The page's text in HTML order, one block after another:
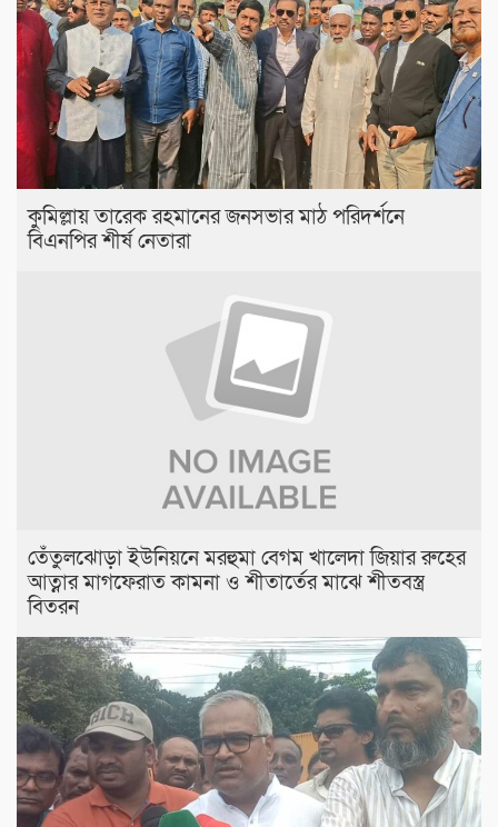
কুমিল্লায় তারেক রহমানের জনসভার মাঠ পরিদর্শনে
বিএনপির শীর্ষ নেতারা
তেঁতুলঝোড়া ইউনিয়নে মরহুমা বেগম খালেদা জিয়ার রুহের
আত্নার মাগফেরাত কামনা ও শীতার্তের মাঝে শীতবস্ত্র
বিতরন